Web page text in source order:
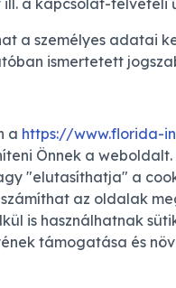
a kapcsolat-felvételi
a személyes adatai
ismertetett
a https://www.florida-
Önnek a
"elutasíthatja" a
az oldalak
is használhatnak
támogatása és